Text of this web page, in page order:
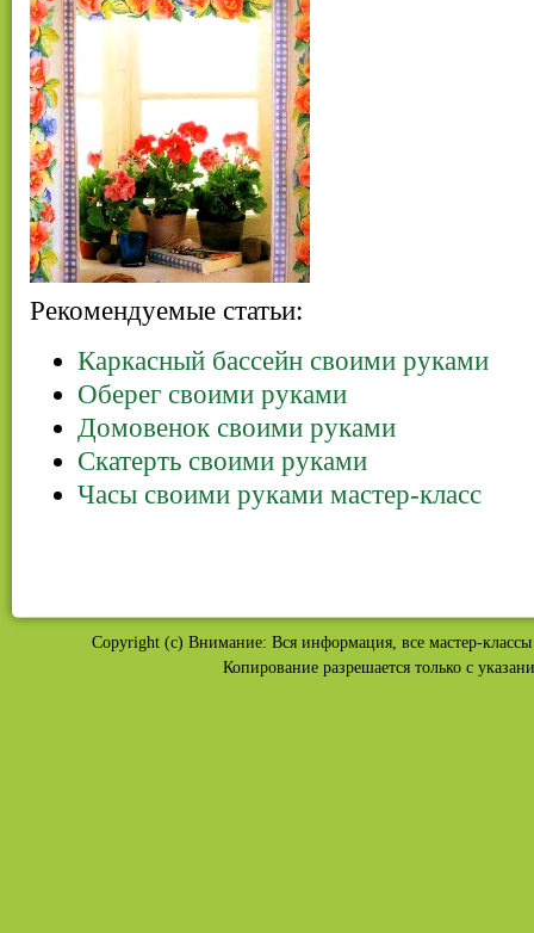
Рекомендуемые статьи:
Каркасный бассейн своими руками
Оберег своими руками
Домовенок своими руками
Скатерть своими руками
Часы своими руками мастер-класс
Copyright (c) Внимание: Вся информация, все мастер-
Копирование разрешается только с